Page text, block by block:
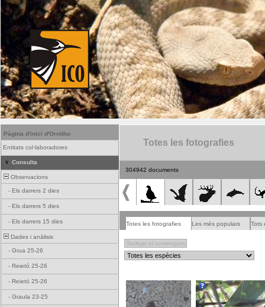
Pàgina d'inici d'Ornitho
Entitats col·laboradores
Consulta
Observacions
- Els darrers 2 dies
- Els darrers 5 dies
- Els darrers 15 dies
Dades i anàlisis
- Grua 25-26
- Reietó 25-26
- Reietó 25-26
- Graula 23-25
Totes les fotografies
304942 documents
Totes les fotografies Les més populars Tots